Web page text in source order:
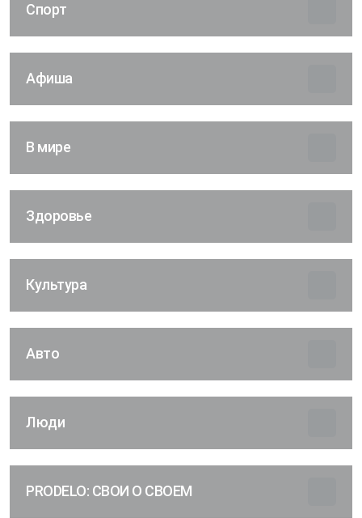
Спорт
Афиша
В мире
Здоровье
Культура
Авто
Люди
PRODELO: СВОИ О СВОЕМ